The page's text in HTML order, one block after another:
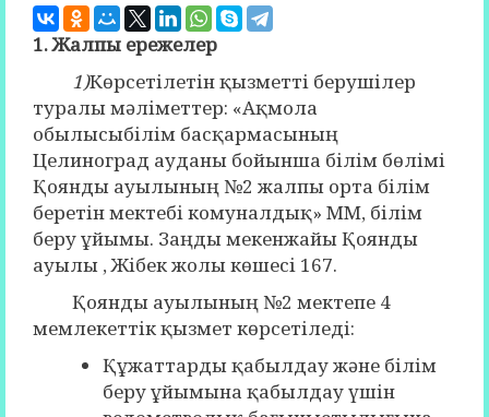
1. Жалпы ережелер
1)Көрсетілетін қызметті берушілер
туралы мәліметтер: «Ақмола
обылысыбілім басқармасының
Целиноград ауданы бойынша білім бөлімі
Қоянды ауылының №2 жалпы орта білім
беретін мектебі комуналдық» ММ, білім
беру ұйымы. Заңды мекенжайы Қоянды
ауылы , Жібек жолы көшесі 167.
Қоянды ауылының №2 мектепе 4
мемлекеттік қызмет көрсетіледі:
Құжаттарды қабылдау және білім
беру ұйымына қабылдау үшін